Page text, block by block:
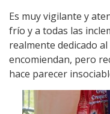
Es muy vigilante y
frío y a todas las
realmente dedicado
encomiendan, pero
hace parecer